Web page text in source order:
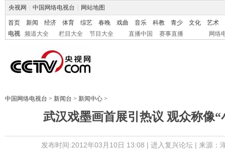
央视网 中国网络电视台 网站地图
首页 新闻 经济 体育 综艺 春晚 戏曲 音乐 科教 青少 文化
艺术
电视
频道大全 栏目大全 节目大全 直播中国 赛事直播 网络
中国网络电视台 > 新闻台 > 新闻中心 >
武汉戏墨画首展引热议 观众称像“
发布时间:2012年03月10日 13:08 | 进入复兴论坛| 来源：